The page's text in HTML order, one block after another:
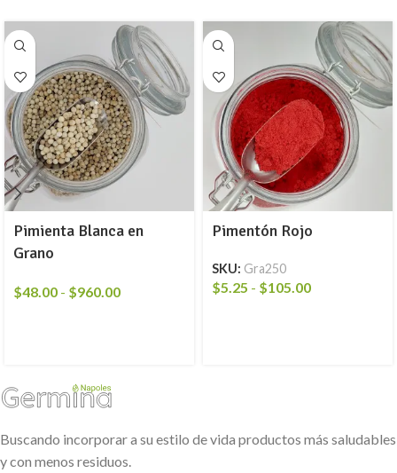
Pimienta Blanca en
Grano
$48.00 - $960.00
Pimentón Rojo
SKU: Gra250
$5.25 - $105.00
Buscando incorporar a su estilo de vida productos más saludables
y con menos residuos.